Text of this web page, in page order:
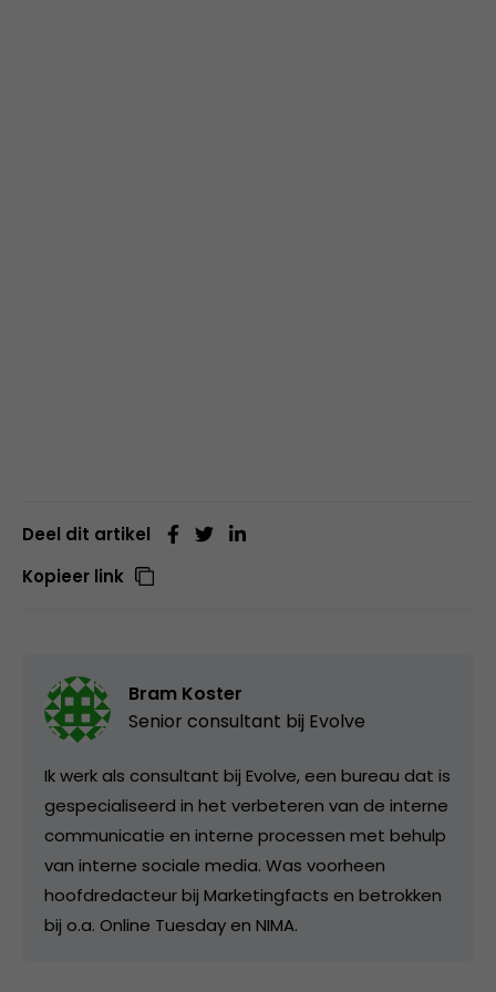
Deel dit artikel
Kopieer link
Bram Koster
Senior consultant bij Evolve
Ik werk als consultant bij Evolve, een bureau dat is
gespecialiseerd in het verbeteren van de interne
communicatie en interne processen met behulp
van interne sociale media. Was voorheen
hoofdredacteur bij Marketingfacts en betrokken
bij o.a. Online Tuesday en NIMA.